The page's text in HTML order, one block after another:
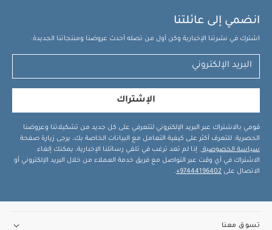
انضمي إلى عائلتنا
اشترك في نشرتنا الإخبارية وكن أول من تصله أحدث عروضنا ومنتجاتنا الجديدة.
الإشتراك
قومي بالاشتراك عبر البريد الإلكتروني لتتعرفي على كل جديد من تشكيلاتنا وعروضنا
الحصرية. للتعرف أكثر على كيفية التعامل مع البيانات الخاصة بك، يرجى زيارة صفحة
سياسة الخصوصية . إذا لم تعد ترغب في تلقي رسائلنا الإخبارية، يمكنك إلغاء
الاشتراك في أي وقت عبر التواصل مع فريق خدمة العملاء من خلال البريد الإلكتروني أو
الاتصال على 97444196402+
.
تسوق معنا